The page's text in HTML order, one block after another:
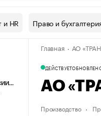
СПб Спецпроекты
Рынок наличной валюты
HR Право и
Главная АО
ДЕЙСТВУЕТ
АО
Производство